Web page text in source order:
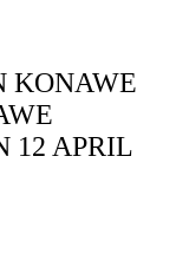
KONAWE
12 APRIL